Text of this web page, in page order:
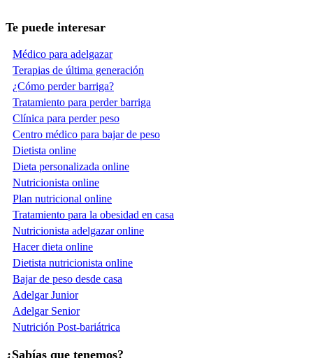
Te puede interesar
Médico para adelgazar
Terapias de última generación
¿Cómo perder barriga?
Tratamiento para perder barriga
Clínica para perder peso
Centro médico para bajar de peso
Dietista online
Dieta personalizada online
Nutricionista online
Plan nutricional online
Tratamiento para la obesidad en casa
Nutricionista adelgazar online
Hacer dieta online
Dietista nutricionista online
Bajar de peso desde casa
Adelgar Junior
Adelgar Senior
Nutrición Post-bariátrica
¿Sabías que tenemos?